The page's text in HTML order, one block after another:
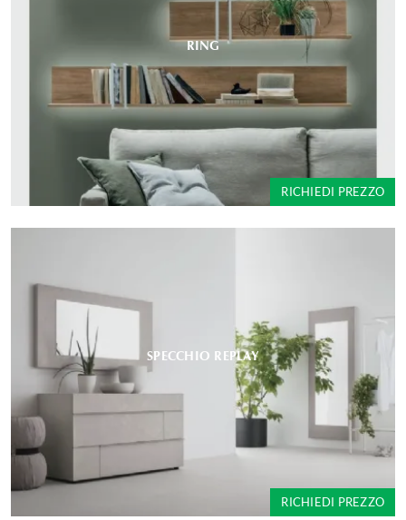
RING
RICHIEDI PREZZO
SPECCHIO REPLAY
RICHIEDI PREZZO